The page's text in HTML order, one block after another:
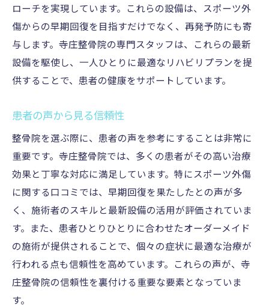
ローチを実現しています。これらの設備は、スポーツ外
傷からの早期回復を目指すだけでなく、再発予防にも寄
与します。寺庄整骨院の専門スタッフは、これらの最新
設備を駆使し、一人ひとりに最適なリハビリプランを提
供することで、患者の健康をサポートしています。
患者の声から見る信頼性
整骨院を選ぶ際に、患者の声を参考にすることは非常に
重要です。寺庄整骨院では、多くの患者がその高い治療
効果と丁寧な対応に満足しています。特にスポーツ外傷
に関する口コミでは、早期回復を果たしたとの声が多
く、施術者のスキルと最新設備の活用が評価されていま
す。また、患者ひとりひとりに合わせたオーダーメイド
の施術が提供されることで、個々の症状に最適な治療が
行われる点も信頼性を高めています。これらの声が、寺
庄整骨院の信頼性を裏付ける重要な要素となっていま
す。